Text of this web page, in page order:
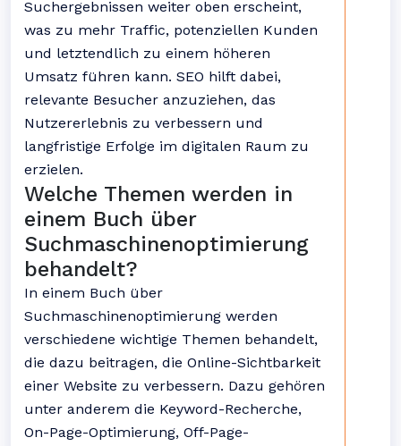
Suchergebnissen weiter oben erscheint,
was zu mehr Traffic, potenziellen Kunden
und letztendlich zu einem höheren
Umsatz führen kann. SEO hilft dabei,
relevante Besucher anzuziehen, das
Nutzererlebnis zu verbessern und
langfristige Erfolge im digitalen Raum zu
erzielen.
Welche Themen werden in
einem Buch über
Suchmaschinenoptimierung
behandelt?
In einem Buch über
Suchmaschinenoptimierung werden
verschiedene wichtige Themen behandelt,
die dazu beitragen, die Online-Sichtbarkeit
einer Website zu verbessern. Dazu gehören
unter anderem die Keyword-Recherche,
On-Page-Optimierung, Off-Page-